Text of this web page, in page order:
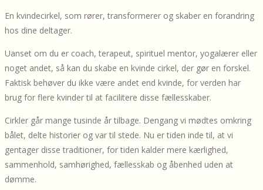
En kvindecirkel, som rører, transformerer og skaber en forandring
hos dine deltager.
Uanset om du er coach, terapeut, spirituel mentor, yogalærer eller
noget andet, så kan du skabe en kvinde cirkel, der gør en forskel.
Faktisk behøver du ikke være andet end kvinde, for verden har
brug for flere kvinder til at facilitere disse fællesskaber.
Cirkler går mange tusinde år tilbage. Dengang vi mødtes omkring
bålet, delte historier og var til stede. Nu er tiden inde til, at vi
gentager disse traditioner, for tiden kalder mere kærlighed,
sammenhold, samhørighed, fællesskab og åbenhed uden at
dømme.